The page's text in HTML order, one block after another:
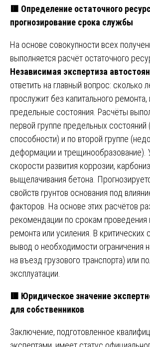
🟥 Определение остаточного
прогнозирование срока службы
На основе совокупности всех
выполняется расчёт остаточного
Независимая экспертиза
ответить на главный вопрос: сколько
прослужит без капитального ремонта,
предельные состояния. Расчёты
первой группе предельных
способности) и по второй группе
деформации и трещинообразование).
скорости развития коррозии,
выщелачивания бетона.
свойств грунтов основания под
факторов. На основе этих расчётов
рекомендации по срокам проведения
ремонта или усиления. В критических
вывод о необходимости ограничения
на въезд грузового транспорта) или
эксплуатации.
🟥 Юридическое значение
для собственников
Заключение, подготовленное